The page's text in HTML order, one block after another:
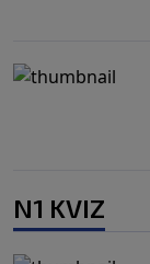
N1 KVIZ